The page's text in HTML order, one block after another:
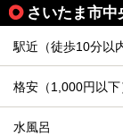
さいたま市
駅近（徒歩10分以
格安（1,000円以下
水風呂